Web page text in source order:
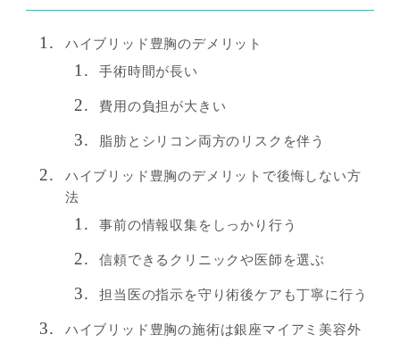
ハイブリッド豊胸のデメリット
手術時間が長い
費用の負担が大きい
脂肪とシリコン両方のリスクを伴う
ハイブリッド豊胸のデメリットで後悔しない方
法
事前の情報収集をしっかり行う
信頼できるクリニックや医師を選ぶ
担当医の指示を守り術後ケアも丁寧に行う
ハイブリッド豊胸の施術は銀座マイアミ美容外